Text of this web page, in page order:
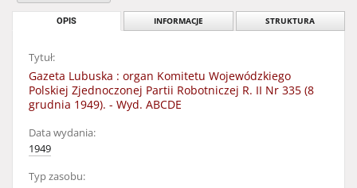
OPIS INFORMACJE STRUKTURA
Tytuł:
Gazeta Lubuska : organ Komitetu Wojewódzkiego
Polskiej Zjednoczonej Partii Robotniczej R. II Nr 335 (8
grudnia 1949). - Wyd. ABCDE
Data wydania:
1949
Typ zasobu: